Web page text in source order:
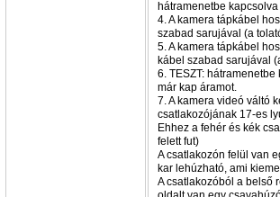
hátramenetbe
4. A kamera tápkábel
szabad sarujával (a
5. A kamera tápkábel
kábel szabad sarujával
6. TESZT:
már kap áramot.
7. A kamera videó váltó
csatlakozójának 17-es
Ehhez a fehér és kék
felett fut)
A csatlakozón felül van
kar lehúzható, ami
A csatlakozóból a belső